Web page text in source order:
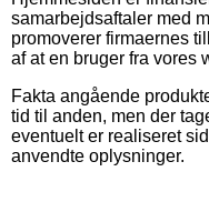
samarbejdsaftaler med
promoverer firmaernes
af at en bruger fra vores
Fakta angående
tid til anden, men der
eventuelt er realiseret
anvendte oplysninger.